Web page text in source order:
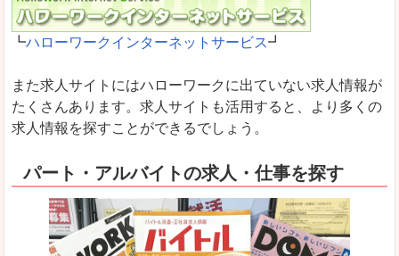
┗ハローワークインターネットサービス┛
また求人サイトにはハローワークに出ていない求人情報が
たくさんあります。求人サイトも活用すると、より多くの
求人情報を探すことができるでしょう。
パート・アルバイトの求人・仕事を探す